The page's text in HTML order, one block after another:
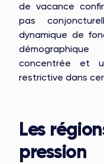
de vacance
pas
dynamique de
concentrée et
restrictive dans
Les
pression